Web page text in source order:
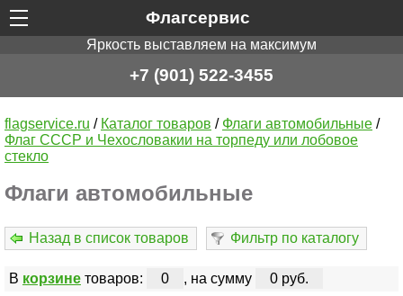
Флагсервис
Яркость выставляем на максимум
+7 (901) 522-3455
flagservice.ru / Каталог товаров / Флаги автомобильные /
Флаг СССР и Чехословакии на торпеду или лобовое
стекло
Флаги автомобильные
Назад в список товаров Фильтр по каталогу
В корзинетоваров: 0 , на сумму 0 руб.